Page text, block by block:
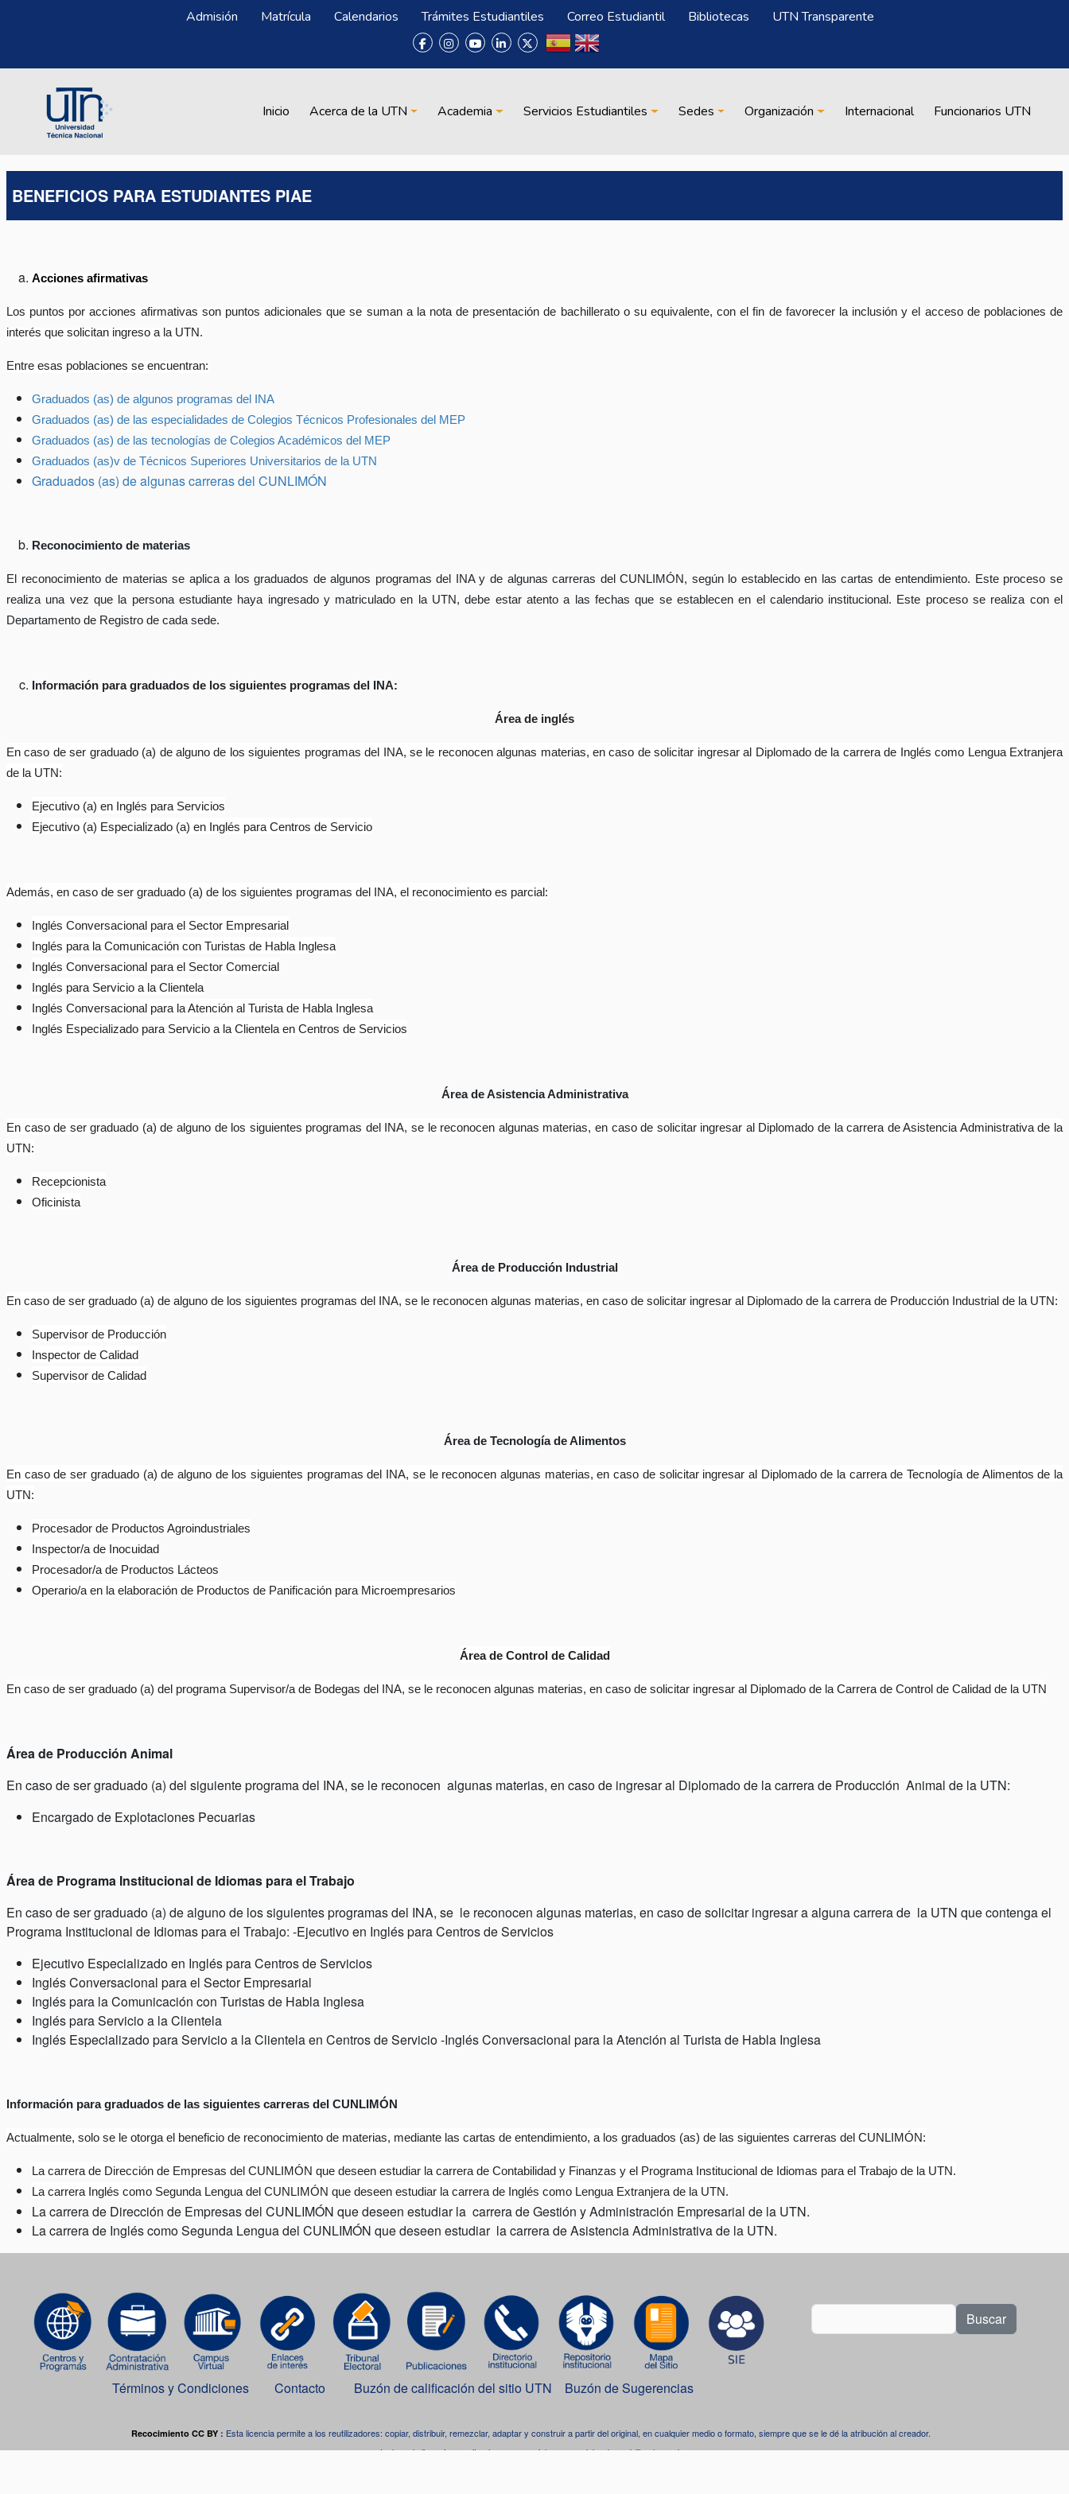
Menú Superior
Admisión Matrícula Calendarios Trámites Estudiantiles Correo Estudiantil Bibliotecas UTN Transparente
Main navigation
Inicio Acerca de la UTN Academia Servicios Estudiantiles Sedes Organización Internacional Funcionarios UTN
BENEFICIOS PARA ESTUDIANTES PIAE
Acciones afirmativas
Los puntos por acciones afirmativas son puntos adicionales que se suman a la nota de presentación de bachillerato o su equivalente, con el fin de favorecer la inclusión y el acceso de poblaciones de
interés que solicitan ingreso a la UTN.
Entre esas poblaciones se encuentran:
Graduados (as) de algunos programas del INA
Graduados (as) de las especialidades de Colegios Técnicos Profesionales del MEP
Graduados (as) de las tecnologías de Colegios Académicos del MEP
Graduados (as)v de Técnicos Superiores Universitarios de la UTN
Graduados (as) de algunas carreras del CUNLIMÓN
Reconocimiento de materias
El reconocimiento de materias se aplica a los graduados de algunos programas del INA y de algunas carreras del CUNLIMÓN, según lo establecido en las cartas de entendimiento. Este proceso se
realiza una vez que la persona estudiante haya ingresado y matriculado en la UTN, debe estar atento a las fechas que se establecen en el calendario institucional. Este proceso se realiza con el
Departamento de Registro de cada sede.
Información para graduados de los siguientes programas del INA:
Área de inglés
En caso de ser graduado (a) de alguno de los siguientes programas del INA, se le reconocen algunas materias, en caso de solicitar ingresar al Diplomado de la carrera de Inglés como Lengua Extranjera
de la UTN:
Ejecutivo (a) en Inglés para Servicios
Ejecutivo (a) Especializado (a) en Inglés para Centros de Servicio
Además, en caso de ser graduado (a) de los siguientes programas del INA, el reconocimiento es parcial:
Inglés Conversacional para el Sector Empresarial
Inglés para la Comunicación con Turistas de Habla Inglesa
Inglés Conversacional para el Sector Comercial
Inglés para Servicio a la Clientela
Inglés Conversacional para la Atención al Turista de Habla Inglesa
Inglés Especializado para Servicio a la Clientela en Centros de Servicios
Área de Asistencia Administrativa
En caso de ser graduado (a) de alguno de los siguientes programas del INA, se le reconocen algunas materias, en caso de solicitar ingresar al Diplomado de la carrera de Asistencia Administrativa de la
UTN:
Recepcionista
Oficinista
Área de Producción Industrial
En caso de ser graduado (a) de alguno de los siguientes programas del INA, se le reconocen algunas materias, en caso de solicitar ingresar al Diplomado de la carrera de Producción Industrial de la UTN:
Supervisor de Producción
Inspector de Calidad
Supervisor de Calidad
Área de Tecnología de Alimentos
En caso de ser graduado (a) de alguno de los siguientes programas del INA, se le reconocen algunas materias, en caso de solicitar ingresar al Diplomado de la carrera de Tecnología de Alimentos de la
UTN:
Procesador de Productos Agroindustriales
Inspector/a de Inocuidad
Procesador/a de Productos Lácteos
Operario/a en la elaboración de Productos de Panificación para Microempresarios
Área de Control de Calidad
En caso de ser graduado (a) del programa Supervisor/a de Bodegas del INA, se le reconocen algunas materias, en caso de solicitar ingresar al Diplomado de la Carrera de Control de Calidad de la UTN
Área de Producción Animal
En caso de ser graduado (a) del siguiente programa del INA, se le reconocen algunas materias, en caso de ingresar al Diplomado de la carrera de Producción Animal de la UTN:
Encargado de Explotaciones Pecuarias
Área de Programa Institucional de Idiomas para el Trabajo
En caso de ser graduado (a) de alguno de los siguientes programas del INA, se le reconocen algunas materias, en caso de solicitar ingresar a alguna carrera de la UTN que contenga el
Programa Institucional de Idiomas para el Trabajo: -Ejecutivo en Inglés para Centros de Servicios
Ejecutivo Especializado en Inglés para Centros de Servicios
Inglés Conversacional para el Sector Empresarial
Inglés para la Comunicación con Turistas de Habla Inglesa
Inglés para Servicio a la Clientela
Inglés Especializado para Servicio a la Clientela en Centros de Servicio -Inglés Conversacional para la Atención al Turista de Habla Inglesa
Información para graduados de las siguientes carreras del CUNLIMÓN
Actualmente, solo se le otorga el beneficio de reconocimiento de materias, mediante las cartas de entendimiento, a los graduados (as) de las siguientes carreras del CUNLIMÓN:
La carrera de Dirección de Empresas del CUNLIMÓN que deseen estudiar la carrera de Contabilidad y Finanzas y el Programa Institucional de Idiomas para el Trabajo de la UTN.
La carrera Inglés como Segunda Lengua del CUNLIMÓN que deseen estudiar la carrera de Inglés como Lengua Extranjera de la UTN.
La carrera de Dirección de Empresas del CUNLIMÓN que deseen estudiar la carrera de Gestión y Administración Empresarial de la UTN.
La carrera de Inglés como Segunda Lengua del CUNLIMÓN que deseen estudiar la carrera de Asistencia Administrativa de la UTN.
Términos y Condiciones Contacto Buzón de calificación del sitio UTN Buzón de Sugerencias
Buscar
Recocimiento CC BY : Esta licencia permite a los reutilizadores: copiar, distribuir, remezclar, adaptar y construir a partir del original, en cualquier medio o formato, siempre que se le dé la atribución al creador.
Incluso, la licencia permite el uso comercial, pero se debe dar crédito al creador.